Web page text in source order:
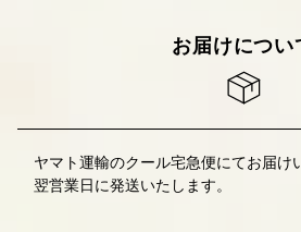
お届けについ
ヤマト運輸のクール宅急便にてお届け
翌営業日に発送いたします。